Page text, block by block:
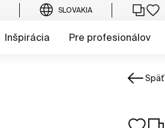
SLOVAKIA
Inšpirácia Pre profesionálov
Späť